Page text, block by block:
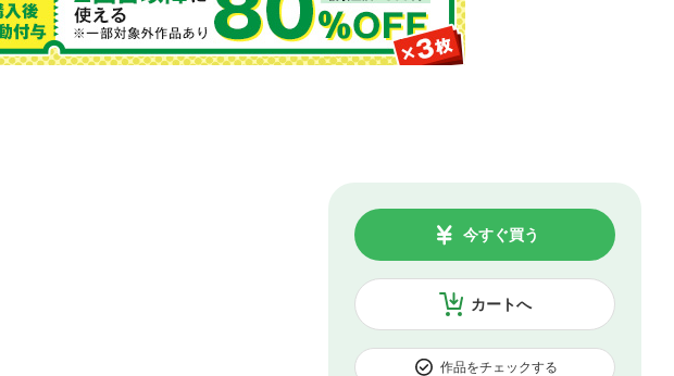
カートへ
今すぐ買う
作品をチェックする